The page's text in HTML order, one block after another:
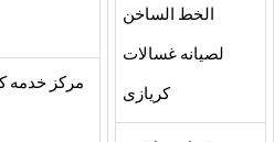
الخط الساخن
لصيانه غسالات
كريازى
مركز خدمه